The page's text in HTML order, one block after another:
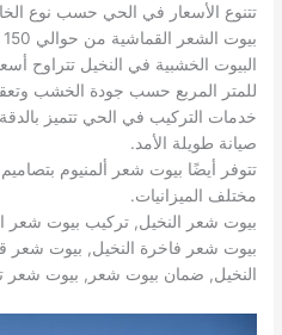
تتنوع الأسعار في الحي حسب نوع
بيوت الشعر القماشية من حوالي 150 ريال للمتر المربع.
للمتر المربع حسب جودة الخشب
خدمات التركيب في الحي تتميز
صيانة طويلة الأمد.
تتوفر أيضًا بيوت شعر ألمنيوم
مختلف الميزانيات.
بيوت شعر النخيل, تركيب بيوت شعر
بيوت شعر فاخرة النخيل, بيوت شعر
النخيل, ضمان بيوت شعر, بيوت شعر